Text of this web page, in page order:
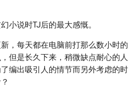
小说时TJ后的最大感慨。
，每天都在电脑前打那么数小时的
但是长久下来，稍微缺点耐心的人
编出吸引人的情节而另外考虑的时